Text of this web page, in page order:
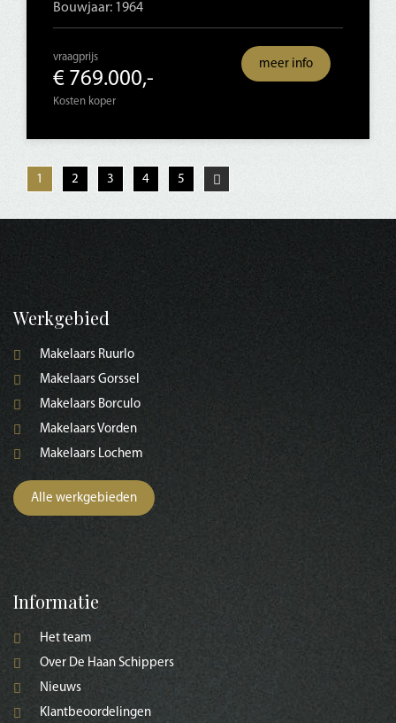
Bouwjaar: 1964
vraagprijs
€ 769.000,-
Kosten koper
meer info
Werkgebied
Makelaars Ruurlo
Makelaars Gorssel
Makelaars Borculo
Makelaars Vorden
Makelaars Lochem
Alle werkgebieden
Informatie
Het team
Over De Haan Schippers
Nieuws
Klantbeoordelingen